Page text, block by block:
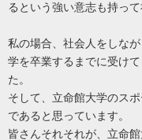
るという強い意志も持っ
私の場合、社会人をしな
学を卒業するまでに受け
た。
そして、立命館大学のス
であると思っています。
皆さんそれそれが、立命